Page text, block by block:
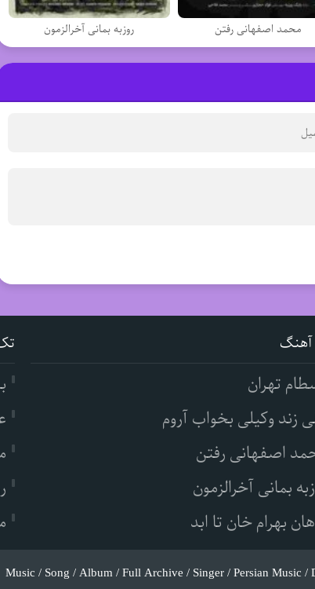
محمد اصفهانی رفتن روزبه بمانی آخرالزمون
تهران
زند وکیلی بخواب آروم
اصفهانی رفتن
بمانی آخرالزمون
بهرام خان تا ابد
Music / Song / Album / Full Archive / Singer / Persian Music /